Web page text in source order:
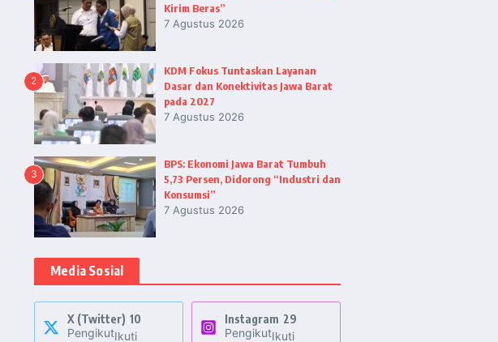
Kirim Beras”
7 Agustus 2026
2
KDM Fokus Tuntaskan Layanan
Dasar dan Konektivitas Jawa Barat
pada 2027
7 Agustus 2026
3
BPS: Ekonomi Jawa Barat Tumbuh
5,73 Persen, Didorong “Industri dan
Konsumsi”
7 Agustus 2026
Media Sosial
X (Twitter) 10
PengikutIkuti
Instagram 29
PengikutIkuti